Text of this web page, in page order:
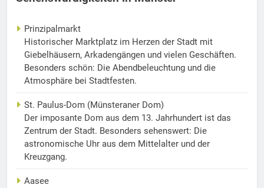
Prinzipalmarkt
Historischer Marktplatz im Herzen der Stadt mit
Giebelhäusern, Arkadengängen und vielen Geschäften.
Besonders schön: Die Abendbeleuchtung und die
Atmosphäre bei Stadtfesten.
St. Paulus-Dom (Münsteraner Dom)
Der imposante Dom aus dem 13. Jahrhundert ist das
Zentrum der Stadt. Besonders sehenswert: Die
astronomische Uhr aus dem Mittelalter und der
Kreuzgang.
Aasee